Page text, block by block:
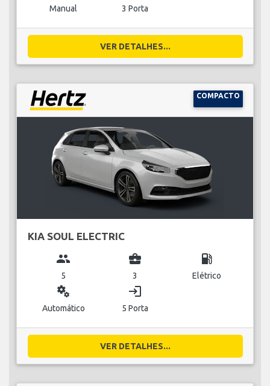
Manual 3 Porta
VER DETALHES...
COMPACTO
KIA SOUL ELECTRIC
group
5
business_center
3
local_gas_station
Elétrico
miscellaneous_services
Automático
login
5 Porta
VER DETALHES...